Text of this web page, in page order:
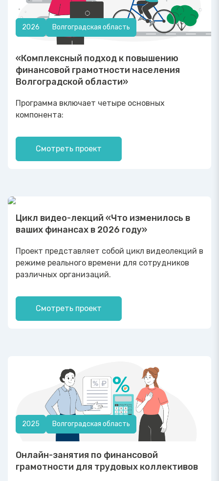
2026 Волгоградская область
«Комплексный подход к повышению
финансовой грамотности населения
Волгоградской области»
Программа включает четыре основных
компонента:
Смотреть проект
Цикл видео-лекций «Что изменилось в
ваших финансах в 2026 году»
Проект представляет собой цикл видеолекций в
режиме реального времени для сотрудников
различных организаций.
Смотреть проект
2025 Волгоградская область
Онлайн-занятия по финансовой
грамотности для трудовых коллективов